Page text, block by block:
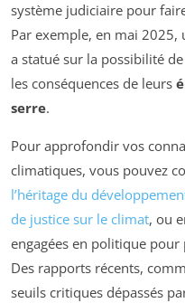
système judiciaire pour
Par exemple, en mai
a statué sur la possibilité
les conséquences de leurs
serre.
Pour approfondir vos
climatiques, vous pouvez
l’héritage du
de justice sur le climat, ou
engagées en politique
Des rapports récents,
seuils critiques dépassés